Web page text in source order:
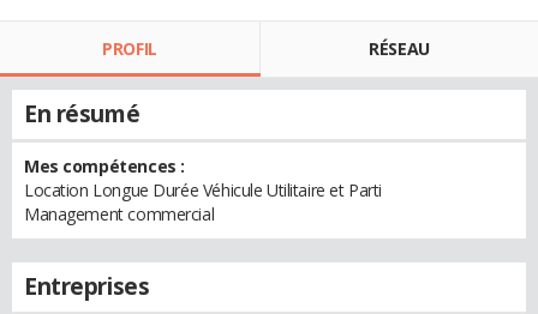
PROFIL RÉSEAU
En résumé
Mes compétences :
Location Longue Durée Véhicule Utilitaire et Parti
Management commercial
Entreprises